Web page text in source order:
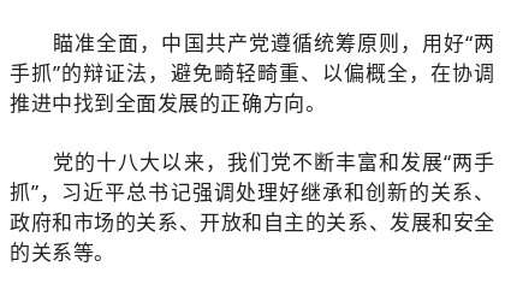
瞄准全面，中国共产党遵循统筹原则，用好“两
手抓”的辩证法，避免畸轻畸重、以偏概全，在协调
推进中找到全面发展的正确方向。
党的十八大以来，我们党不断丰富和发展“两手
抓”，习近平总书记强调处理好继承和创新的关系、
政府和市场的关系、开放和自主的关系、发展和安全
的关系等。